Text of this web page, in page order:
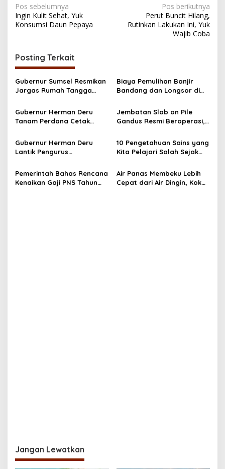
N
a
i
g
a
s
i
p
s
Pos sebelumnya
Ingin Kulit Sehat, Yuk
Konsumsi Daun Pepaya
Pos berikutnya
Perut Buncit Hilang,
Rutinkan Lakukan Ini, Yuk
Wajib Coba
Posting Terkait
Gubernur Sumsel Resmikan
Jargas Rumah Tangga
Muba
Biaya Pemulihan Banjir
Bandang dan Longsor di
Triliun, BNPB: Data Masih
Bisa Bertambah
Gubernur Herman Deru
Tanam Perdana Cetak
Produktivitas Pertanian
Sumsel Naik 700 Ribu Ton
Jembatan Slab on Pile
Gandus Resmi Beroperasi,
Antusias
Gubernur Herman Deru
Lantik Pengurus
Resmikan Platform “Sumsel
Cek Fakta”
10 Pengetahuan Sains yang
Kita Pelajari Salah Sejak
Pemerintah Bahas Rencana
Kenaikan Gaji PNS Tahun
Air Panas Membeku Lebih
Cepat dari Air Dingin, Kok
Jangan Lewatkan